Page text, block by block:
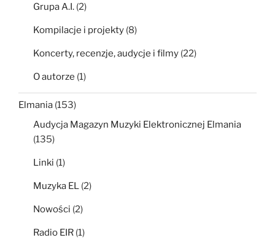
Grupa A.I. (2)
Kompilacje i projekty (8)
Koncerty, recenzje, audycje i filmy (22)
O autorze (1)
Elmania (153)
Audycja Magazyn Muzyki Elektronicznej Elmania
(135)
Linki (1)
Muzyka EL (2)
Nowości (2)
Radio EIR (1)